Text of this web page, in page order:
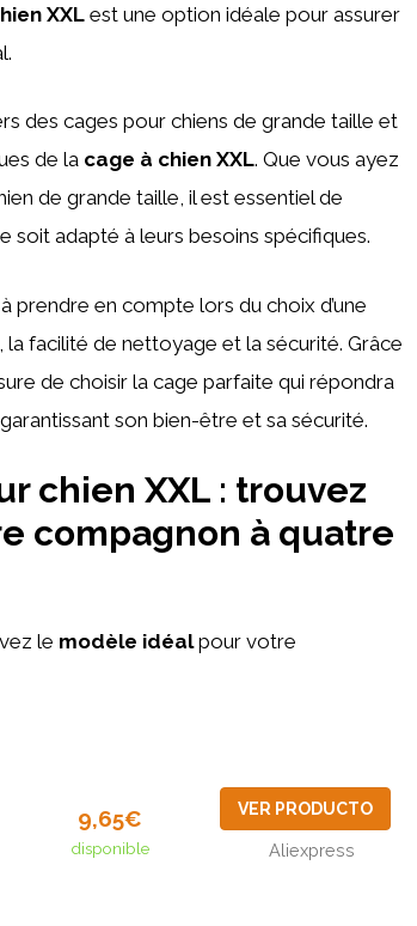
XXL est une option idéale pour assurer
des cages pour chiens de grande taille et
de la cage à chien XXL. Que vous ayez
de grande taille, il est essentiel de
soit adapté à leurs besoins spécifiques.
prendre en compte lors du choix d’une
la facilité de nettoyage et la sécurité. Grâce
de choisir la cage parfaite qui répondra
son bien-être et sa sécurité.
chien XXL : trouvez
compagnon à quatre
le modèle idéalpour votre
9,65€
disponible
VER PRODUCTO
Aliexpress